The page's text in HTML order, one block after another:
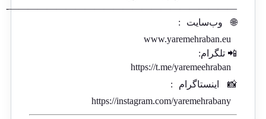
————————————————————————-
🌐
وب‌سایت
:
www.yaremehraban.eu
📲 تلگرام:
https://t.me/yaremeehraban
📸
اینستاگرام
:
https://instagram.com/yaremehrabany